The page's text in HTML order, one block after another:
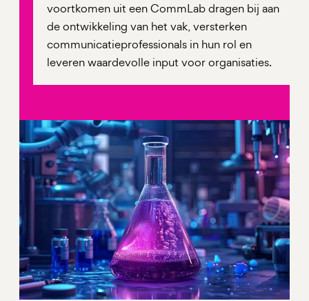
voortkomen uit een CommLab dragen bij aan
de ontwikkeling van het vak, versterken
communicatieprofessionals in hun rol en
leveren waardevolle input voor organisaties.